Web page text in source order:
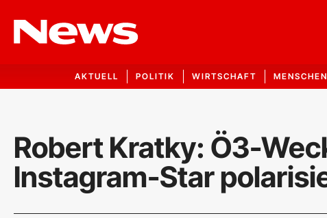
AKTUELL POLITIK WIRTSCHAFT MENSCHEN
Robert Kratky: Ö3-
Instagram-Star